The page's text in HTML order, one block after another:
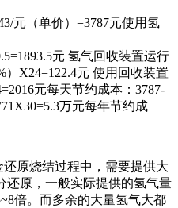
元（单价）=3787元使用氢
元 氢气回收装置运行
）X24=122.4元 使用回收装置
元每天节约成本：3787-
万元每年节约成
原烧结过程中，需要提供大
还原，一般实际提供的氢气量
倍。而多余的大量氢气大都